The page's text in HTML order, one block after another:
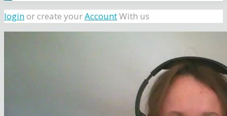
loginor create yourAccountWith us